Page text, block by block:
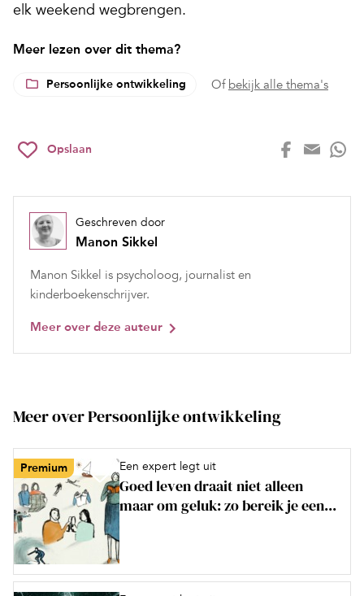
elk weekend wegbrengen.
Meer lezen over dit thema?
Persoonlijke ontwikkeling Of bekijk alle thema's
Opslaan
Geschreven door
Manon Sikkel
Manon Sikkel is psycholoog, journalist en
kinderboekenschrijver.
Meer over deze auteur
Meer over Persoonlijke ontwikkeling
Premium Een expert legt uit
Goed leven draait niet alleen
maar om geluk: zo bereik je een...